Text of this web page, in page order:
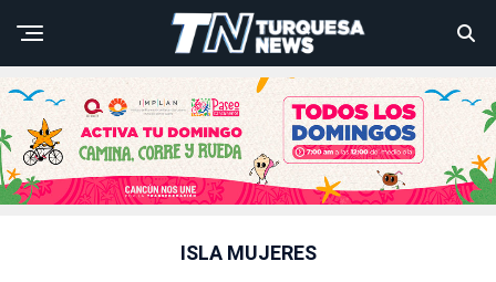
ISLA MUJERES